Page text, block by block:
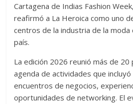
Cartagena de Indias Fashion
reafirmó a La Heroica como uno
centros de la industria de la moda
país.
La edición 2026 reunió más de 20
agenda de actividades que
encuentros de negocios,
oportunidades de networking. El